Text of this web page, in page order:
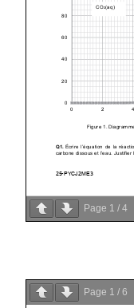
Page 1 / 4
Page 1 / 6